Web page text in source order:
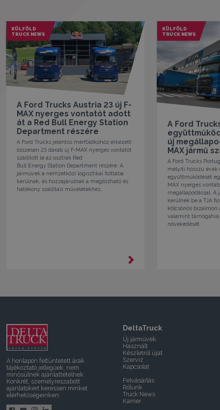
KÜLFÖLD
TRUCK NEWS
A Ford Trucks Austria 23 új F-
MAX nyerges vontatót adott
át a Red Bull Energy Station
Department részére
A Ford Trucks jelentős mérföldkőhöz érkezett:
összesen 23 darab új F-MAX nyerges vontatót
szállított le az osztrák Red
Bull Energy Station Department részére. A
járművek a nemzetközi logisztikai flottába
kerülnek, és hozzájárulnak a megbízható és
hatékony szállítási műveletekhez.
KÜLFÖLD
TRUCK NEWS
A Ford
új
MAX jármű
A Ford Trucks
mélyíti hosszú évek
együttműködését
MAX nyerges
megállapodással. A
kerülnek be a TJA
kölcsönös bizalmon
valamint támogatva
növekedését.
A honlapon feltüntetett árak
tájékoztató jellegűek, nem
minősülnek ajánlattételnek.
Konkrét, személyreszabott
ajánlatokért keressen minket
elérhetőségeinken.
DeltaTruck
Új járművek
Használt
Készletről újat
Szerviz
Kapcsolat
Felvásárlás
Rólunk
Truck News
Karrier